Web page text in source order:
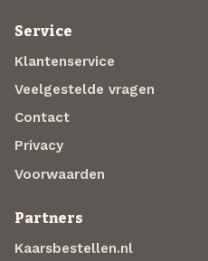
Service
Klantenservice
Veelgestelde vragen
Contact
Privacy
Voorwaarden
Partners
Kaarsbestellen.nl